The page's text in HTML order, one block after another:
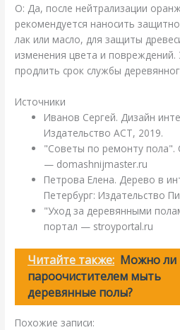
О: Да, после нейтрализации
рекомендуется наносить
лак или масло, для защиты
изменения цвета и
продлить срок службы
Источники
Иванов Сергей. Дизайн
Издательство АСТ, 2019.
"Советы по ремонту
— domashnijmaster.ru
Петрова Елена. Дерево в
Петербург: Издательство
"Уход за деревянными
портал — stroyportal.ru
Читайте также: Можно ли
пароочистителем мыть
деревянные полы?
Похожие записи: